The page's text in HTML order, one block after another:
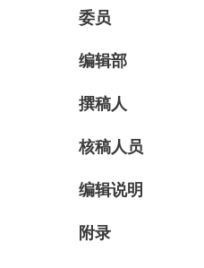
委员
编辑部
撰稿人
核稿人员
编辑说明
附录